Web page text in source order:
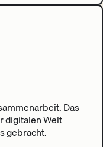
Das
digitalen Welt
gebracht.